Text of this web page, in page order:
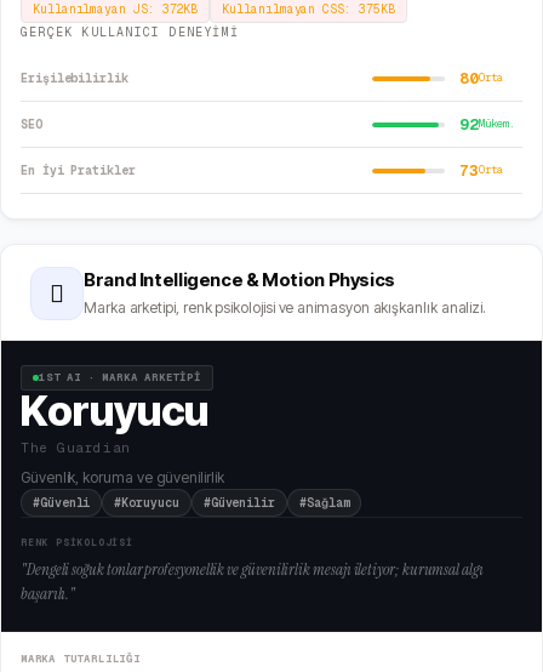
Kullanılmayan JS: 372KB Kullanılmayan CSS: 375KB
GERÇEK KULLANICI DENEYİMİ
Erişilebilirlik 80Orta
SEO 92Mükem.
En İyi Pratikler 73Orta
🫆 Brand Intelligence & Motion Physics
Marka arketipi, renk psikolojisi ve animasyon akışkanlık analizi.
1ST AI · MARKA ARKETİPİ
Koruyucu
The Guardian
Güvenlik, koruma ve güvenilirlik
#Güvenli #Koruyucu #Güvenilir #Sağlam
RENK PSİKOLOJİSİ
"Dengeli soğuk tonlar profesyonellik ve güvenilirlik mesajı iletiyor; kurumsal algı
başarılı."
MARKA TUTARLILIĞI